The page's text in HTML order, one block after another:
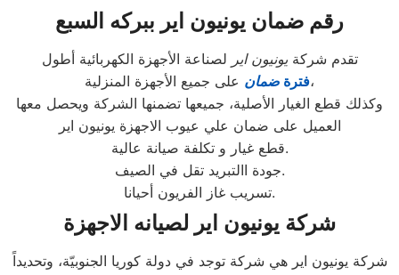
رقم ضمان يونيون اير ببركه السبع
تقدم شركةيونيون اير لصناعة الأجهزة الكهربائية أطول
فترة ضمان
على جميع الأجهزة المنزلية،
وكذلك قطع الغيار الأصلية، جميعها تضمنها الشركة ويحصل معها
العميل على ضمان علي عيوب الاجهزة يونيون اير
قطع غيار و تكلفة صيانة عالية.
جودة االتبريد تقل في الصيف.
تسريب غاز الفريون أحيانا.
شركة يونيون اير لصيانه الاجهزة
شركة يونيون اير هي شركة توجد في دولة كوريا الجنوبيّة، وتحديداً